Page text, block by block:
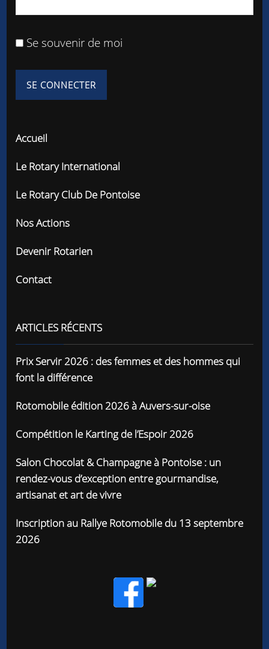
Se souvenir de moi
Accueil
Le Rotary International
Le Rotary Club De Pontoise
Nos Actions
Devenir Rotarien
Contact
ARTICLES RÉCENTS
Prix Servir 2026 : des femmes et des hommes qui
font la différence
Rotomobile édition 2026 à Auvers-sur-oise
Compétition le Karting de l’Espoir 2026
Salon Chocolat & Champagne à Pontoise : un
rendez-vous d’exception entre gourmandise,
artisanat et art de vivre
Inscription au Rallye Rotomobile du 13 septembre
2026